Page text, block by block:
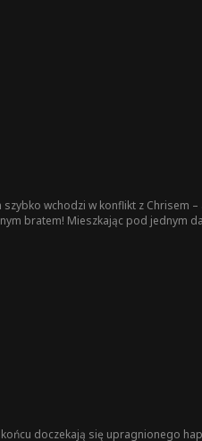
wchodzi w konflikt z Chrisem
bratem! Mieszkając pod jednym
doczekają się upragnionego